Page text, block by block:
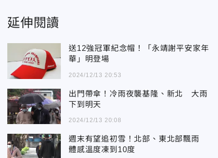
延伸閱讀
送12強冠軍紀念帽！「永靖謝平安家年
華」明登場
2024/12/13 20:53
出門帶傘！冷雨夜襲基隆、新北 大雨
下到明天
2024/12/13 20:08
週末有望追初雪！北部、東北部飄雨
體感溫度凍到10度